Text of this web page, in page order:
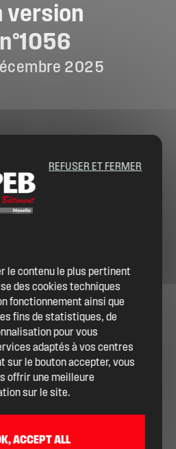
version
n°1056
2025
le contenu le plus pertinent
des cookies techniques
fonctionnement ainsi que
fins de statistiques, de
pour vous
adaptés à vos centres
sur le bouton accepter, vous
offrir une meilleure
sur le site.
ACCEPT ALL
REFUSER ET FERMER